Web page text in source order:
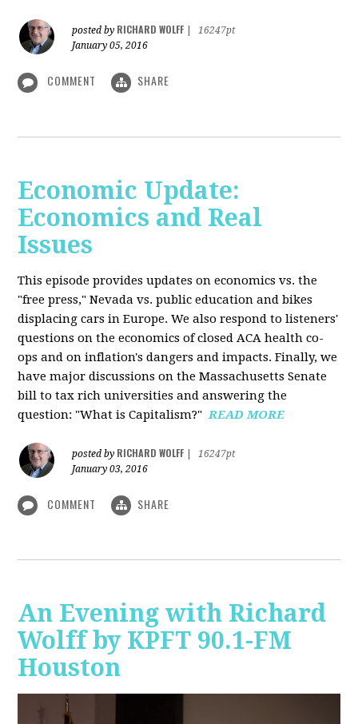
posted by RICHARD WOLFF
16247pt
January 05, 2016
COMMENT SHARE
Economic Update:
Economics and Real
Issues
This episode provides updates on economics vs. the
"free press," Nevada vs. public education and bikes
displacing cars in Europe. We also respond to listeners'
questions on the economics of closed ACA health co-
ops and on inflation's dangers and impacts. Finally, we
have major discussions on the Massachusetts Senate
bill to tax rich universities and answering the
question: "What is Capitalism?"READ MORE
posted by RICHARD WOLFF
16247pt
January 03, 2016
COMMENT SHARE
An Evening with Richard
Wolff by KPFT 90.1-FM
Houston